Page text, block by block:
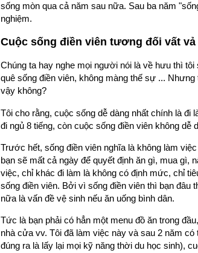
sống mòn qua cả năm sau nữa. Sau ba năm
nghiệm.
Cuộc sống điền viên tương đối vất
Chúng ta hay nghe mọi người nói là về hưu thì
quê sống điền viên, không màng thế sự ...
vậy không?
Tôi cho rằng, cuộc sống dễ dàng nhất chính là đi
đi ngủ 8 tiếng, còn cuộc sống điền viên không dễ
Trước hết, sống điền viên nghĩa là không làm
bạn sẽ mất cả ngày để quyết định ăn gì, mua gì,
việc, chỉ khác đi làm là không có định mức, chỉ
sống điền viên. Bởi vì sống điền viên thì bạn đâu
nữa là vấn đề vệ sinh nếu ăn uống bình dân.
Tức là bạn phải có hẳn một menu đồ ăn trong
nhà cửa vv. Tôi đã làm việc này và sau 2 năm
đúng ra là lấy lại mọi kỹ năng thời du học sinh),